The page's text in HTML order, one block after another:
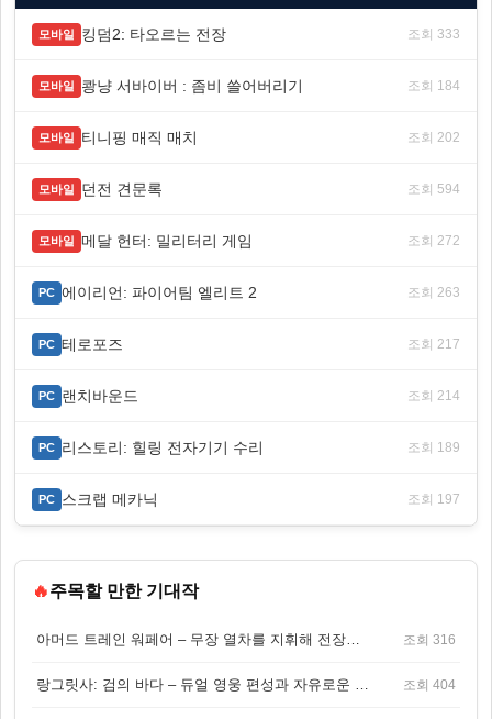
모바일 킹덤2: 타오르는 전장 조회 333
모바일 쾅냥 서바이버 : 좀비 쓸어버리기 조회 184
모바일 티니핑 매직 매치 조회 202
모바일 던전 견문록 조회 594
모바일 메달 헌터: 밀리터리 게임 조회 272
PC 에이리언: 파이어팀 엘리트 2 조회 263
PC 테로포즈 조회 217
PC 랜치바운드 조회 214
PC 리스토리: 힐링 전자기기 수리 조회 189
PC 스크랩 메카닉 조회 197
🔥주목할 만한 기대작
아머드 트레인 워페어 – 무장 열차를 지휘해 전장을 돌파하는 생존 전투 게임 조회 316
랑그릿사: 검의 바다 – 듀얼 영웅 편성과 자유로운 탐험을 결합한 판타지 전략 RPG 조회 404